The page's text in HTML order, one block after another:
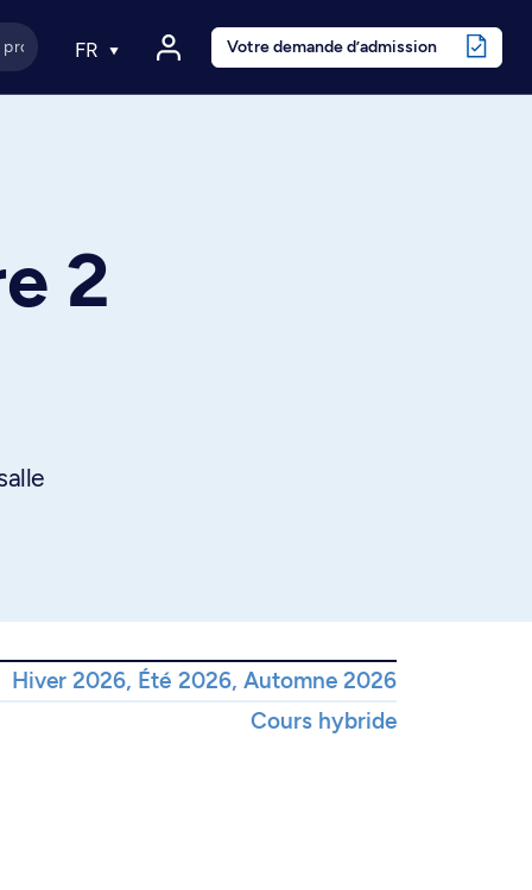
FR Votre demande d’admission
2
Hiver 2026, Été 2026, Automne 2026
Cours hybride